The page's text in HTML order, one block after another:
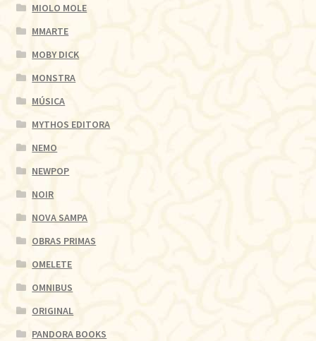
MIOLO MOLE
MMARTE
MOBY DICK
MONSTRA
MÚSICA
MYTHOS EDITORA
NEMO
NEWPOP
NOIR
NOVA SAMPA
OBRAS PRIMAS
OMELETE
OMNIBUS
ORIGINAL
PANDORA BOOKS